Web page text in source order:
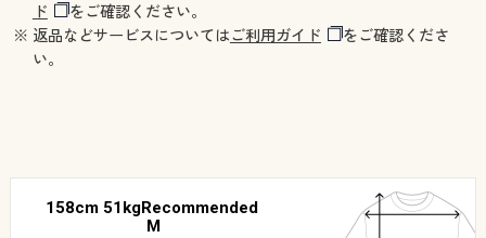
ド
をご確認ください。
※ 返品などサービスについてはご利用ガイド
をご確認くださ
い。
158cm 51kgRecommended
M